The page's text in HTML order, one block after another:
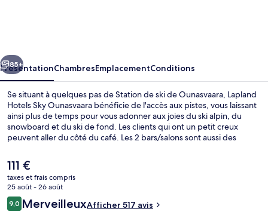
Suivant
85+
PrésentationChambresEmplacementConditions
Se situant à quelques pas de Station de ski de Ounasvaara, Lapland
Hotels Sky Ounasvaara bénéficie de l'accès aux pistes, vous laissant
ainsi plus de temps pour vous adonner aux joies du ski alpin, du
snowboard et du ski de fond. Les clients qui ont un petit creux
peuvent aller du côté du café. Les 2 bars/salons sont aussi des
sur les pistes. Parmi les avantages offerts par cet hébergement :
une terrasse sur le toit et un snack-bar/une épicerie fine. Des
forfaits de ski, un point de location d'équipements de ski et des
cours de ski sont également disponibles.
Le
prix
actuel
est
de
111 €
taxes et frais compris
25 août - 26 août
Avis
voyageurs
9,09,0 sur 10
MerveilleuxAfficher 517 avis